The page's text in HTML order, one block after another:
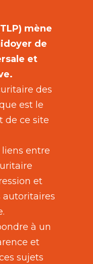
mène
de
et
des
est le
de ce site
liens entre
et
à un
et
sujets